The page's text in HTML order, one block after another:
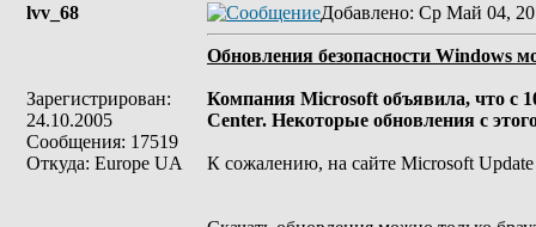
lvv_68
Зарегистрирован:
24.10.2005
Сообщения: 17519
Откуда: Europe UA
Добавлено: Ср Май 04,
Обновления безопасности Windows
Компания Microsoft объявила, что с
Center. Некоторые обновления с
К сожалению, на сайте Microsoft